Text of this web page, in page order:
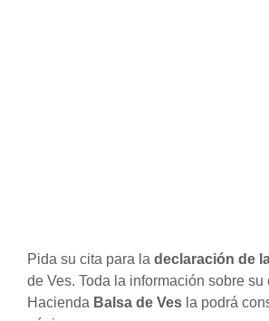
Pida su cita para la declaración de
de Ves. Toda la información sobre su
Hacienda Balsa de Ves la podrá